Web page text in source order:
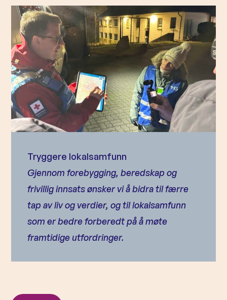
Tryggere lokalsamfunn
Gjennom forebygging, beredskap og
frivillig innsats ønsker vi å bidra til færre
tap av liv og verdier, og til lokalsamfunn
som er bedre forberedt på å møte
framtidige utfordringer.